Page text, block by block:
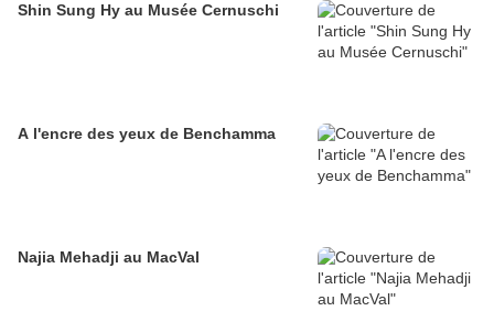
Shin Sung Hy au Musée Cernuschi
A l'encre des yeux de Benchamma
Najia Mehadji au MacVal